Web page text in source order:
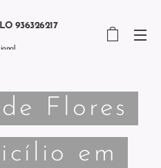
936326217
Flores
em